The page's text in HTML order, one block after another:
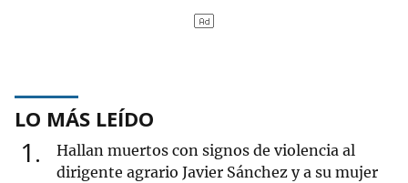
LO MÁS LEÍDO
1
Hallan muertos con signos de violencia al
dirigente agrario Javier Sánchez y a su mujer